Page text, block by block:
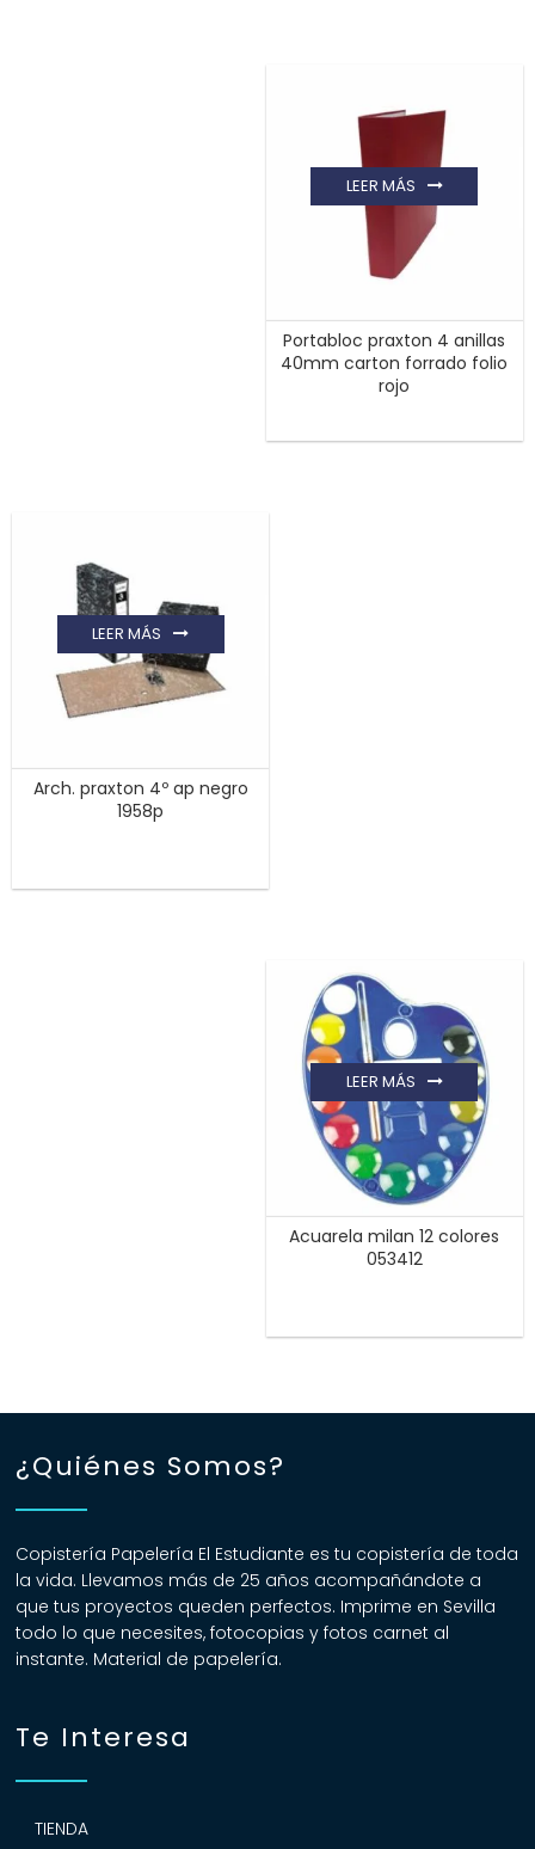
Portabloc praxton 4 anillas
40mm carton forrado folio
rojo
LEER MÁS
Arch. praxton 4º ap negro
1958p
LEER MÁS
Acuarela milan 12 colores
053412
LEER MÁS
¿Quiénes Somos?
Copistería Papelería El Estudiante es tu copistería de toda
la vida. Llevamos más de 25 años acompañándote a
que tus proyectos queden perfectos. Imprime en Sevilla
todo lo que necesites, fotocopias y fotos carnet al
instante. Material de papelería.
Te Interesa
TIENDA